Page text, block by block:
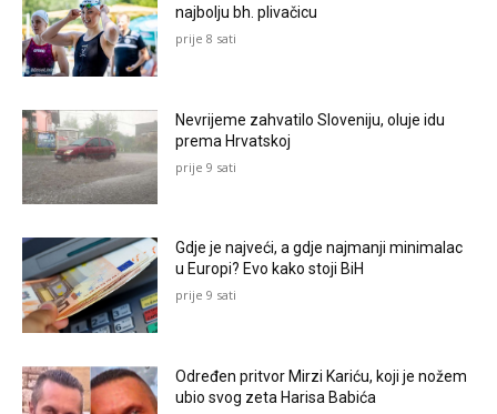
najbolju bh. plivačicu
prije 8 sati
Nevrijeme zahvatilo Sloveniju, oluje idu
prema Hrvatskoj
prije 9 sati
Gdje je najveći, a gdje najmanji minimalac
u Europi? Evo kako stoji BiH
prije 9 sati
Određen pritvor Mirzi Kariću, koji je nožem
ubio svog zeta Harisa Babića